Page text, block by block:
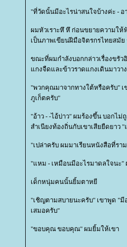
"ที่วัดนั้นมีอะไรน่าสนใจบ้างค่ะ - อ
ผมหัวเราะหึ หึ ก่อนขยายความให้
เป็นภาพเขียนฝีมือจิตรกรไทยสมั
ขณะที่ผมกำลังบอกกล่าวเรื่องขรั
กงจืดและข้าวราดแกงเดินมาวา
"พวกคุณมาจากทางใต้หรือครับ" เ
ภูเก็ตครับ"
"อ้าว - -ไอ้บ่าว" ผมร้องขึ้น บอกไ
สำเนียงท้องถิ่นกับเขาเสียยืดยาว
"เปล่าครับ ผมมาเรียนหนังสือที่ร
"แหม - เหมือนมีอะไรมาดลใจนะ"
เด็กหนุ่มคนนั้นยิ้มตาหยี
"เชิญตามสบายนะครับ" เขาพูด "
เสมอครับ"
"ขอบคุณ ขอบคุณ" ผมยิ้มให้เขา